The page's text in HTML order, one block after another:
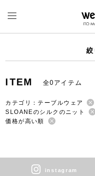
絞
ITEM 全0アイテム
カテゴリ：テーブルウェア
SLOANEのシルクのニット
価格が高い順
instagram